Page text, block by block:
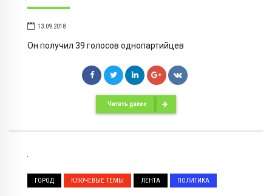
13.09.2018
Он получил 39 голосов однопартийцев
Читать далее
ГОРОД КЛЮЧЕВЫЕ ТЕМЫ ЛЕНТА ПОЛИТИКА